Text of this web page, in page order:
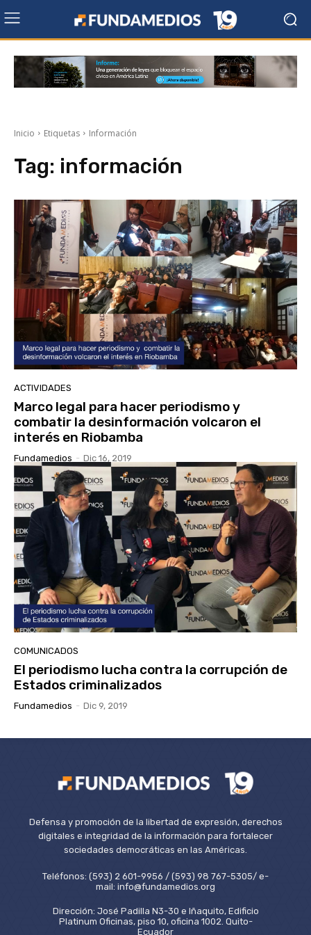
Inicio Etiquetas Información
Tag: información
ACTIVIDADES
Marco legal para hacer periodismo y
combatir la desinformación volcaron el
interés en Riobamba
Fundamedios - Dic 16, 2019
COMUNICADOS
El periodismo lucha contra la corrupción de
Estados criminalizados
Fundamedios - Dic 9, 2019
Defensa y promoción de la libertad de expresión, derechos
digitales e integridad de la información para fortalecer
sociedades democráticas en las Américas.
Teléfonos: (593) 2 601-9956 / (593) 98 767-5305/ e-
mail: info@fundamedios.org
Dirección: José Padilla N3-30 e Iñaquito, Edificio
Platinum Oficinas, piso 10, oficina 1002. Quito-
Ecuador